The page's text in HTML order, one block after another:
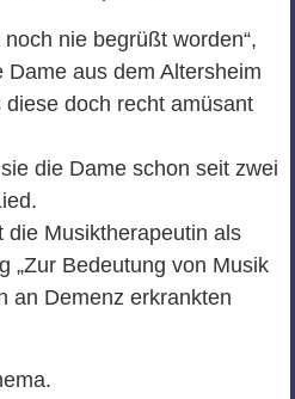
nie begrüßt worden“,
aus dem Altersheim
doch recht amüsant
die Dame schon seit zwei
die Musiktherapeutin als
„Zur Bedeutung von Musik
an Demenz erkrankten